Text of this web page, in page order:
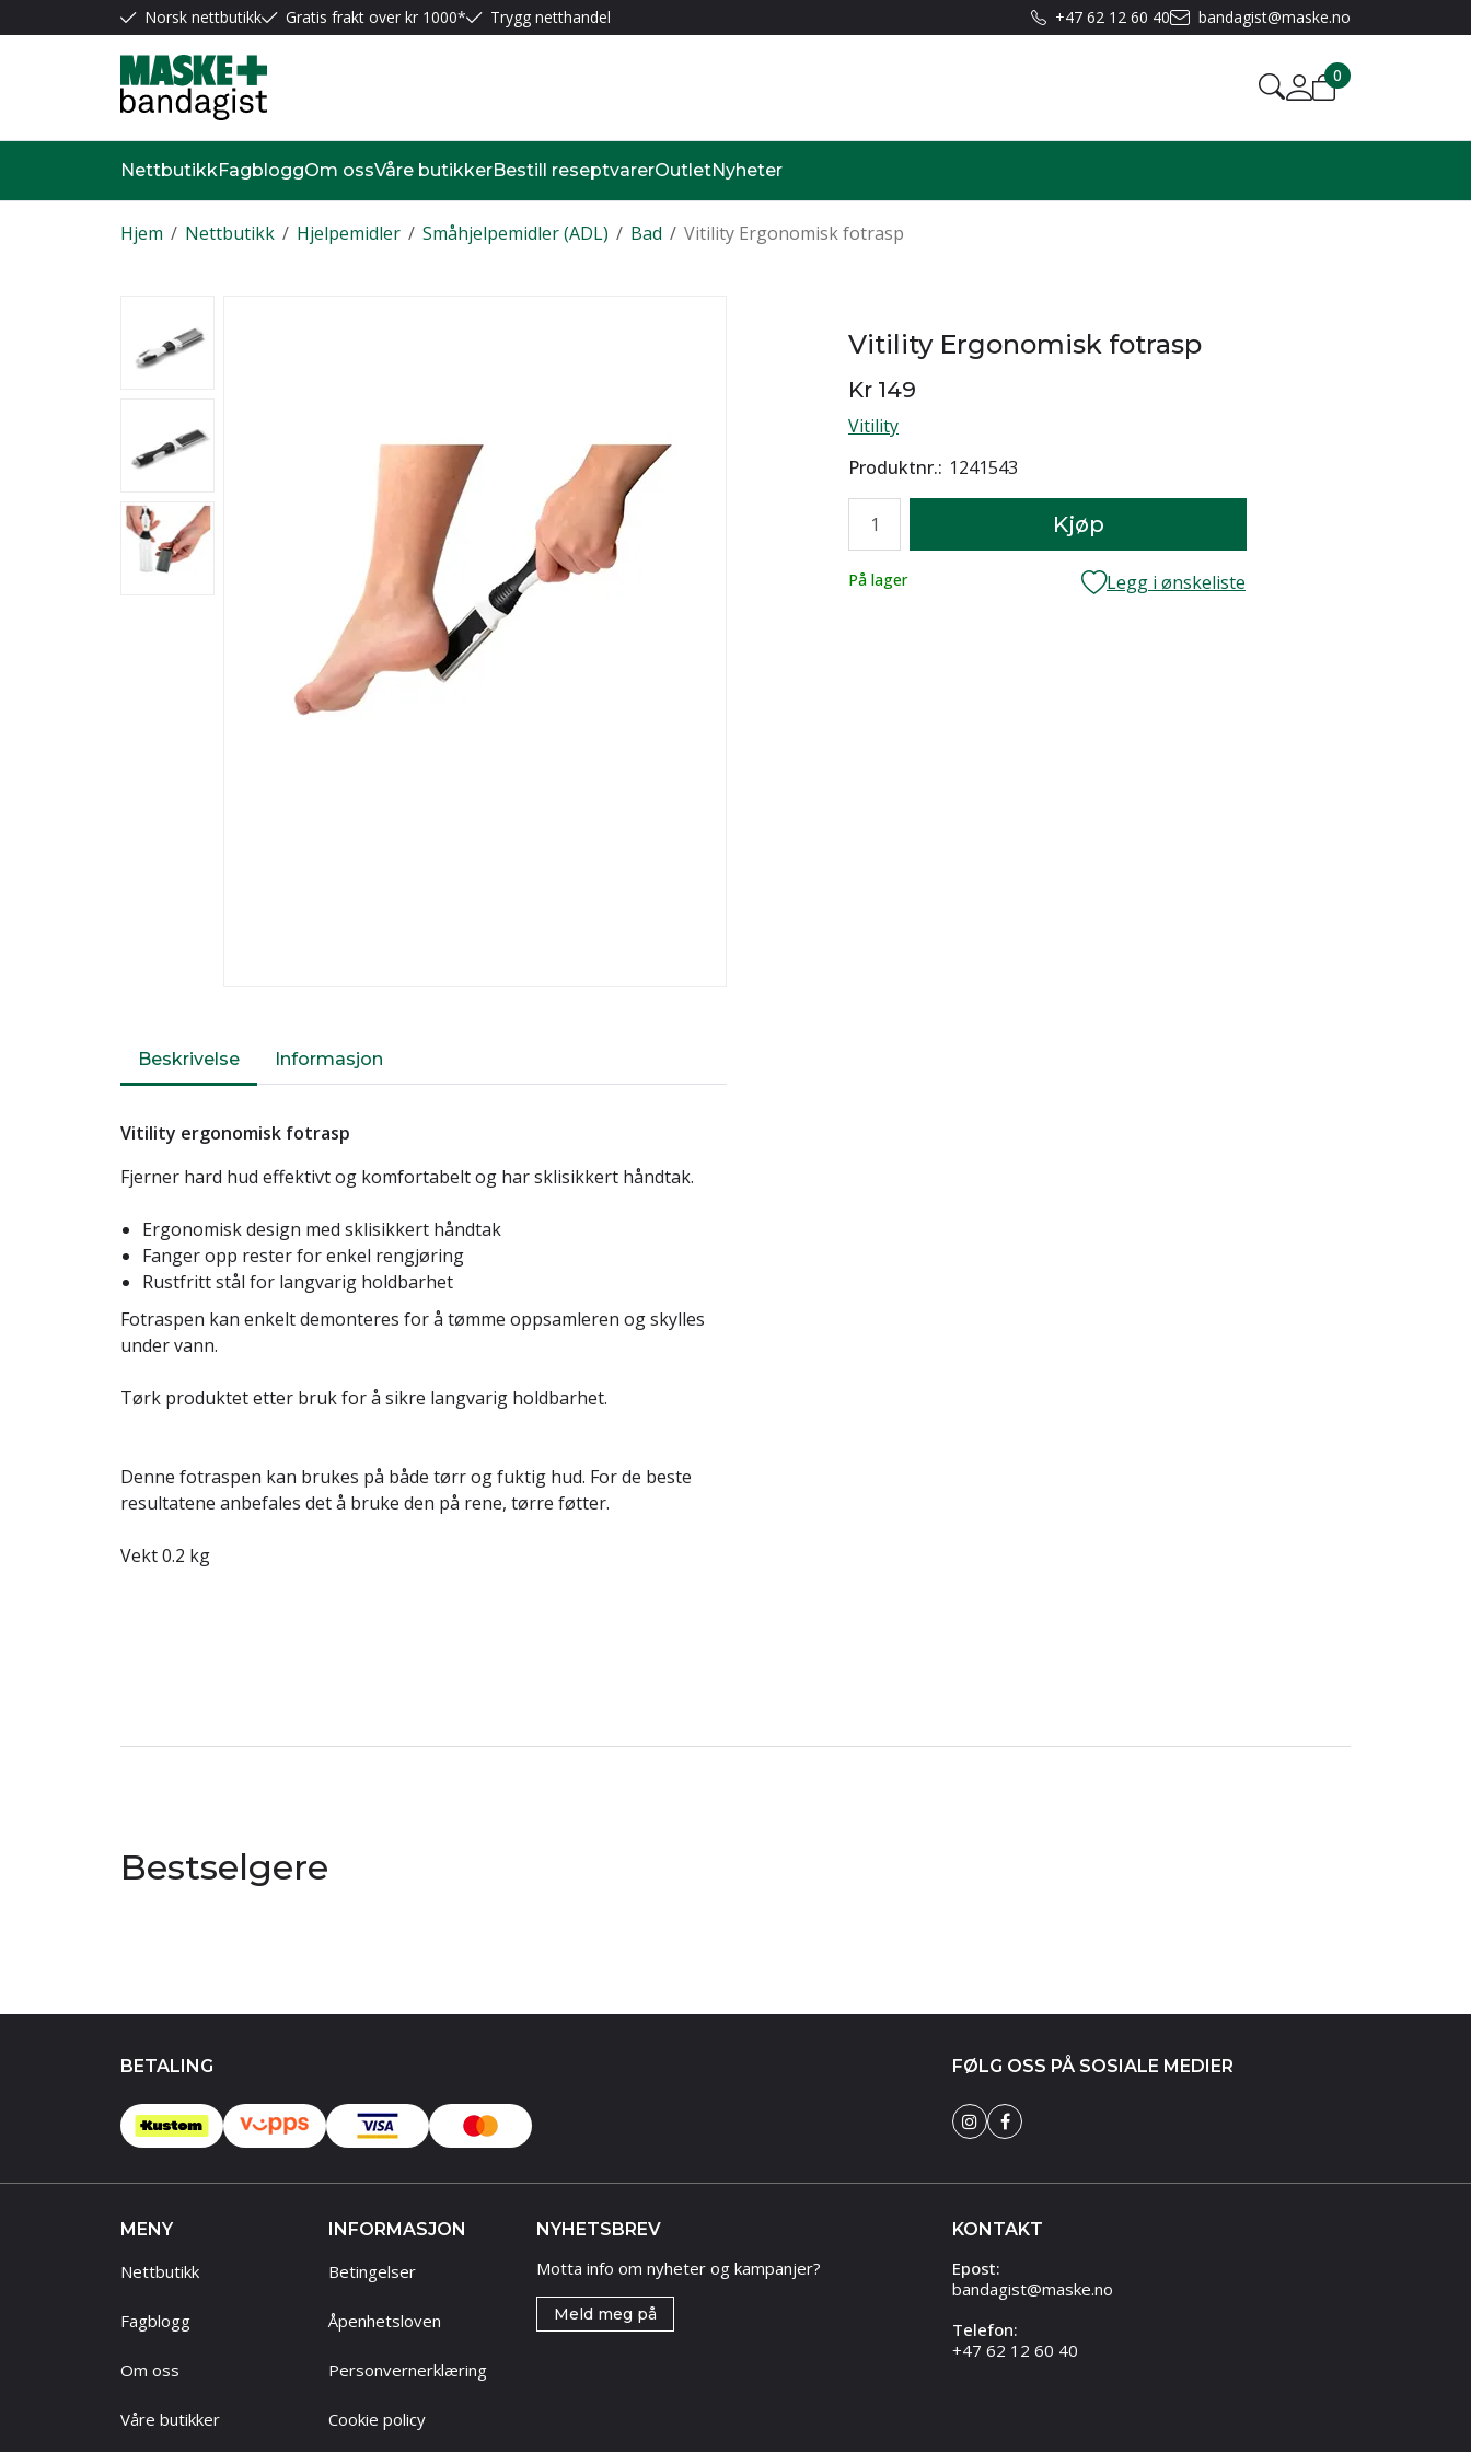
Norsk nettbutikk Gratis frakt over kr 1000* Trygg netthandel +47 62 12 60 40 bandagist@maske.no
0
NettbutikkFagbloggOm ossVåre butikkerBestill reseptvarerOutletNyheter
/
Hjem /
Nettbutikk /
Hjelpemidler /
Småhjelpemidler (ADL) /
Bad Vitility Ergonomisk fotrasp
Vitility Ergonomisk fotrasp
Kr 149
Vitility
Produktnr. 1241543
Kjøp
Lager
På lager Legg i ønskeliste
Beskrivelse Informasjon
Vitility ergonomisk fotrasp
Fjerner hard hud effektivt og komfortabelt og har sklisikkert håndtak.
Ergonomisk design med sklisikkert håndtak
Fanger opp rester for enkel rengjøring
Rustfritt stål for langvarig holdbarhet
Fotraspen kan enkelt demonteres for å tømme oppsamleren og skylles
under vann.
Tørk produktet etter bruk for å sikre langvarig holdbarhet.
Denne fotraspen kan brukes på både tørr og fuktig hud. For de beste
resultatene anbefales det å bruke den på rene, tørre føtter.
Vekt 0.2 kg
Bestselgere
BETALING FØLG OSS PÅ SOSIALE MEDIER
MENY
Nettbutikk
Fagblogg
Om oss
Våre butikker
INFORMASJON
Betingelser
Åpenhetsloven
Personvernerklæring
Cookie policy
NYHETSBREV
Motta info om nyheter og kampanjer?
Meld meg på
KONTAKT
Epost:
bandagist@maske.no
Telefon:
+47 62 12 60 40